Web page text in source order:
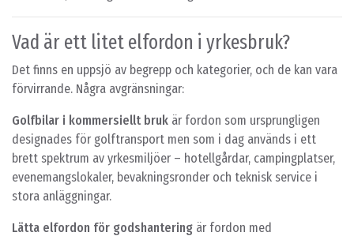
Vad är ett litet elfordon i yrkesbruk?
Det finns en uppsjö av begrepp och kategorier, och de kan vara
förvirrande. Några avgränsningar:
Golfbilar i kommersiellt bruk är fordon som ursprungligen
designades för golftransport men som i dag används i ett
brett spektrum av yrkesmiljöer – hotellgårdar, campingplatser,
evenemangslokaler, bevakningsronder och teknisk service i
stora anläggningar.
Lätta elfordon för godshantering är fordon med